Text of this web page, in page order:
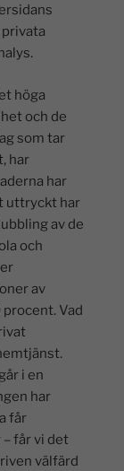
höga
och de
som tar
har
har
uttryckt har
av de
och
av
Vad
i en
har
får
får vi det
välfärd